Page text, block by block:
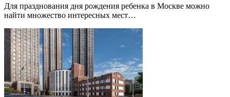
Для празднования дня рождения ребенка в Москве можно
найти множество интересных мест…